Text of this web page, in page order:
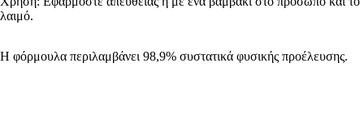
λαιμό.
Η φόρμουλα περιλαμβάνει 98,9% συστατικά φυσικής προέλευσης.